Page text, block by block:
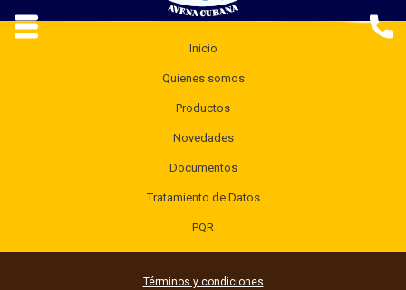
Inicio
Quienes somos
Productos
Novedades
Documentos
Tratamiento de Datos
PQR
Términos y condiciones